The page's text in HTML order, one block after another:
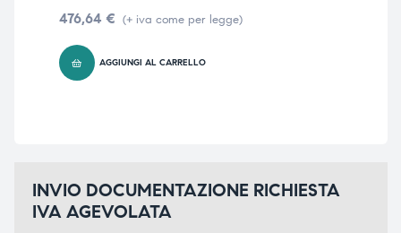
476,64 € (+ iva come per legge)
AGGIUNGI AL CARRELLO
INVIO DOCUMENTAZIONE RICHIESTA
IVA AGEVOLATA